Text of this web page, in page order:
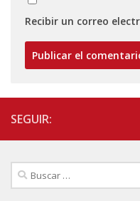
Recibir un correo
SEGUIR:
Buscar: